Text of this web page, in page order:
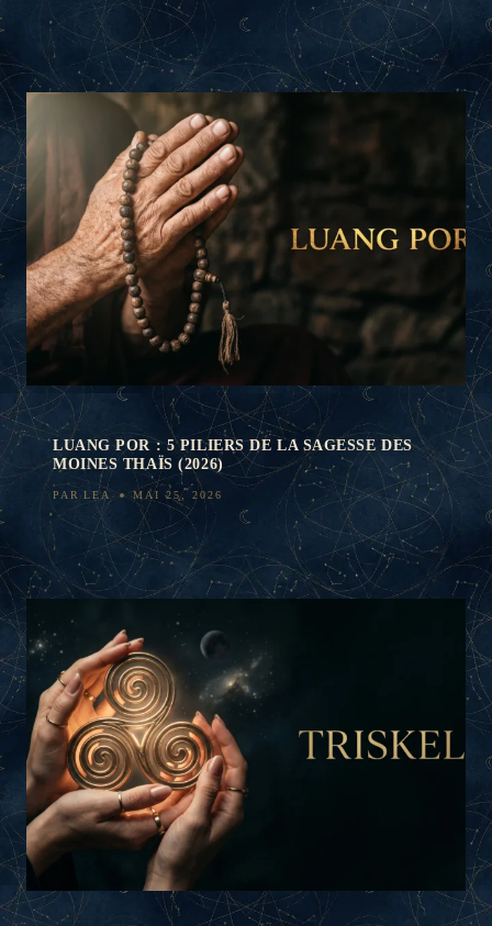
LUANG POR : 5 PILIERS DE LA SAGESSE DES
MOINES THAÏS (2026)
PAR LEA MAI 25, 2026